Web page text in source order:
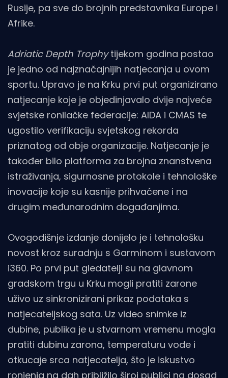
Rusije, pa sve do brojnih predstavnika Europe i
Afrike.
Adriatic Depth Trophytijekom godina postao
je jedno od najznačajnijih natjecanja u ovom
sportu. Upravo je na Krku prvi put organizirano
natjecanje koje je objedinjavalo dvije najveće
svjetske ronilačke federacije: AIDA i CMAS te
ugostilo verifikaciju svjetskog rekorda
priznatog od obje organizacije. Natjecanje je
također bilo platforma za brojna znanstvena
istraživanja, sigurnosne protokole i tehnološke
inovacije koje su kasnije prihvaćene i na
drugim međunarodnim događanjima.
Ovogodišnje izdanje donijelo je i tehnološku
novost kroz suradnju s Garminom i sustavom
i360. Po prvi put gledatelji su na glavnom
gradskom trgu u Krku mogli pratiti zarone
uživo uz sinkronizirani prikaz podataka s
natjecateljskog sata. Uz video snimke iz
dubine, publika je u stvarnom vremenu mogla
pratiti dubinu zarona, temperaturu vode i
otkucaje srca natjecatelja, što je iskustvo
ronjenja na dah približilo široj publici na dosad